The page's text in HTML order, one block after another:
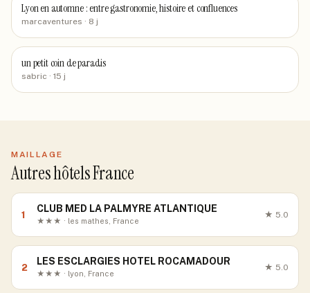
Lyon en automne : entre gastronomie, histoire et confluences
marcaventures · 8 j
un petit coin de paradis
sabric · 15 j
MAILLAGE
Autres hôtels France
1
CLUB MED LA PALMYRE ATLANTIQUE
★★★ · les mathes, France
★ 5.0
2
LES ESCLARGIES HOTEL ROCAMADOUR
★★★ · lyon, France
★ 5.0